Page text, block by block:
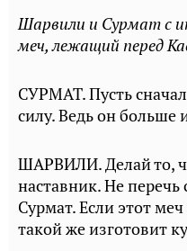
Шарвили и Сурмат с
меч, лежащий перед
СУРМАТ. Пусть
силу. Ведь он больше
ШАРВИЛИ. Делай то,
наставник. Не
Сурмат. Если этот
такой же изготовит